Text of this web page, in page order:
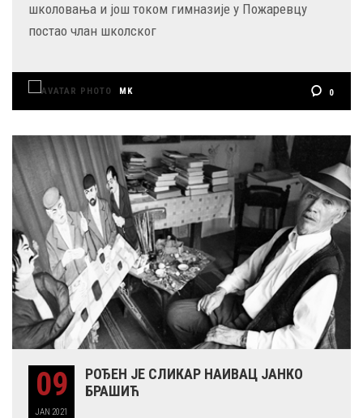
школовања и још током гимназије у Пожаревцу
постао члан школског
MK 0
09
JAN 2021
РОЂЕН ЈЕ СЛИКАР НАИВАЦ ЈАНКО
БРАШИЋ